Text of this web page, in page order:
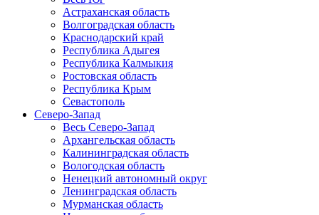
Астраханская область
Волгоградская область
Краснодарский край
Республика Адыгея
Республика Калмыкия
Ростовская область
Республика Крым
Севастополь
Северо-Запад
Весь Северо-Запад
Архангельская область
Калининградская область
Вологодская область
Ненецкий автономный округ
Ленинградская область
Мурманская область